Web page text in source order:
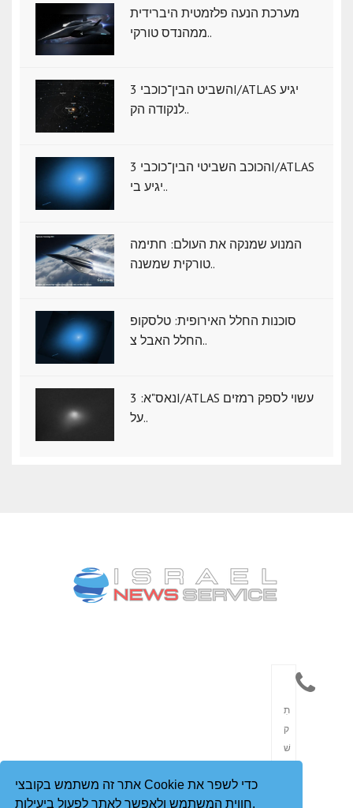
אתר זה משתמש בקובצי Cookie כדי לשפר את
חווית המשתמש ולאפשר לאתר לפעול ביעילות.
מערכת הנעה פלזמטית היברידית
ממהנדס טורקי..
השביט הבין־כוכבי 3I/ATLAS יגיע
לנקודה הק..
הכוכב השביטי הבין־כוכבי 3I/ATLAS
יגיע בי..
המנוע שמנקה את העולם: חתימה
טורקית שמשנה..
סוכנות החלל האירופית: טלסקופ
החלל האבל צ..
נאס"א: ‏3I/ATLAS עשוי לספק רמזים
על..
תִ
ק
שׁ